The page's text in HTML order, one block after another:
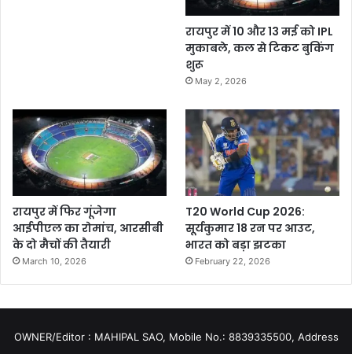
रायपुर में 10 और 13 मई को IPL
मुकाबले, कल से टिकट बुकिंग
शुरू
May 2, 2026
रायपुर में फिर गूंजेगा
आईपीएल का रोमांच, आरसीबी
के दो मैचों की तैयारी
March 10, 2026
T20 World Cup 2026:
सूर्यकुमार 18 रन पर आउट,
भारत को बड़ा झटका
February 22, 2026
OWNER/Editor : MAHIPAL SAO, Mobile No.: 8839335500, Address